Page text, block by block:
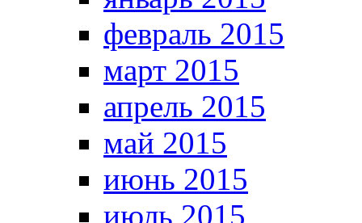
февраль 2015
март 2015
апрель 2015
май 2015
июнь 2015
июль 2015